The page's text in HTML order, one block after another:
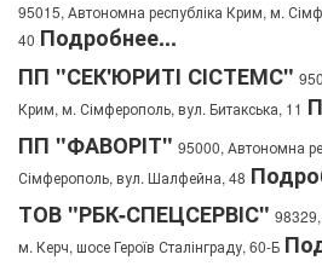
95015, Автономна республіка Крим, м.
40 Подробнее...
ПП "СЕК'ЮРИТІ СІСТЕМС"
Крим, м. Сімферополь, вул. Битакська, 11
ПП "ФАВОРІТ" 95000, Автономна
Сімферополь, вул. Шалфейна, 48
ТОВ "РБК-СПЕЦСЕРВІС"
м. Керч, шосе Героїв Сталінграду, 60-Б